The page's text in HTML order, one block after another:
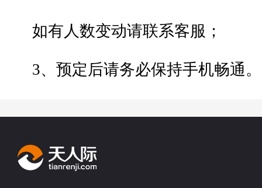
如有人数变动请联系客服；
3、预定后请务必保持手机畅通。